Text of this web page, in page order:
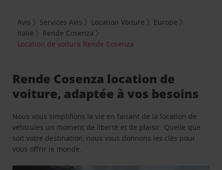
Avis Services Avis Location Voiture
Europe
Italie
Rende Cosenza
Location de voiture Rende Cosenza
Rende Cosenza location de
voiture, adaptée à vos besoins
Nous vous simplifions la vie en faisant de la location de
véhicules un moment de liberté et de plaisir. Quelle que
soit votre destination, nous vous donnons les clés pour
vous offrir le monde.